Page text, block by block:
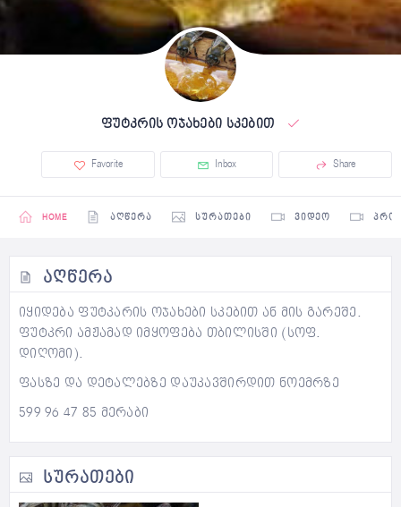
ფუტკრის ოჯახები სკებით
Favorite Inbox Share
HOME ᲐᲦᲬᲔᲠᲐ ᲡᲣᲠᲐᲗᲔᲑᲘ ᲕᲘᲓᲔᲝ
ᲐᲦᲬᲔᲠᲐ
იყიდება ფუტკარის ოჯახები სკებით ან მის გარეშე.
ფუტკრი ამჟამად იმყოფება თბილისში (სოფ.
დიღომი).
ფასზე და დეტალებზე დაუკავშირდით ნოემრზე
599 96 47 85 მერაბი
ᲡᲣᲠᲐᲗᲔᲑᲘ